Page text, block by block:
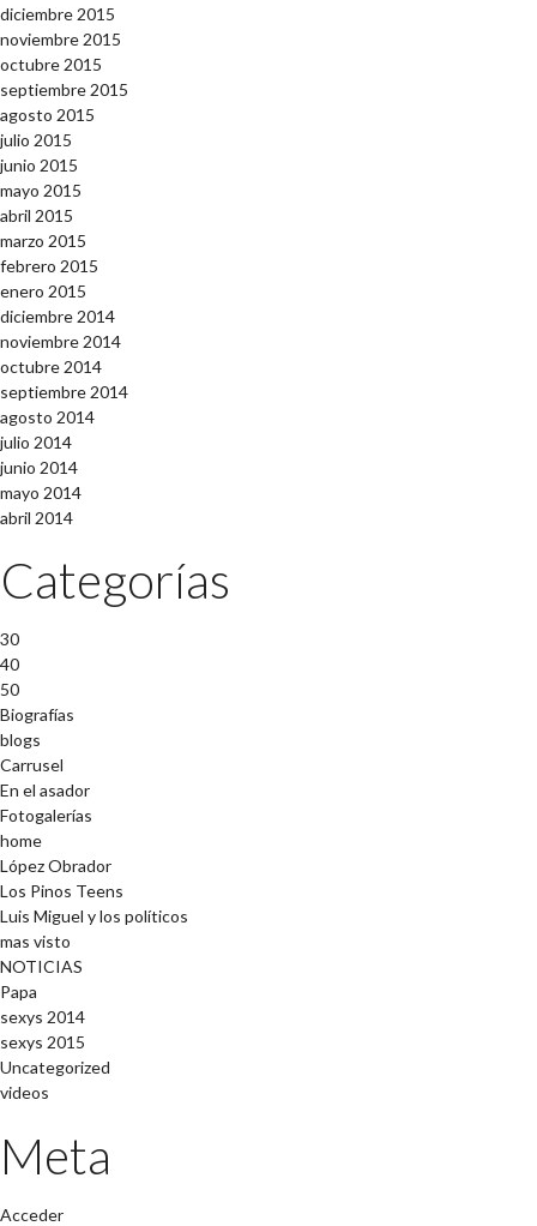
diciembre 2015
noviembre 2015
octubre 2015
septiembre 2015
agosto 2015
julio 2015
junio 2015
mayo 2015
abril 2015
marzo 2015
febrero 2015
enero 2015
diciembre 2014
noviembre 2014
octubre 2014
septiembre 2014
agosto 2014
julio 2014
junio 2014
mayo 2014
abril 2014
Categorías
30
40
50
Biografías
blogs
Carrusel
En el asador
Fotogalerías
home
López Obrador
Los Pinos Teens
Luis Miguel y los políticos
mas visto
NOTICIAS
Papa
sexys 2014
sexys 2015
Uncategorized
videos
Meta
Acceder